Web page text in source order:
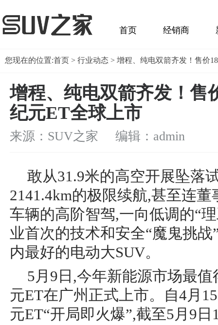
首页 经销商
您现在的位置:首页 > 行业动态 > 增程、纯电双箭齐发！售价
增程、纯电双箭齐发！售
纪元ET全球上市
来源：SUV之家 编辑：admin
敢从31.9米的高空开展坠落
2141.4km的极限续航,甚至连
车辆的高阶智驾,一向低调的“
业首次的技术和安全“魔鬼挑
内最好的电动大SUV。
5月9日,今年新能源市场最
元ET在广州正式上市。自4月
元ET“开局即火爆”,截至5月9